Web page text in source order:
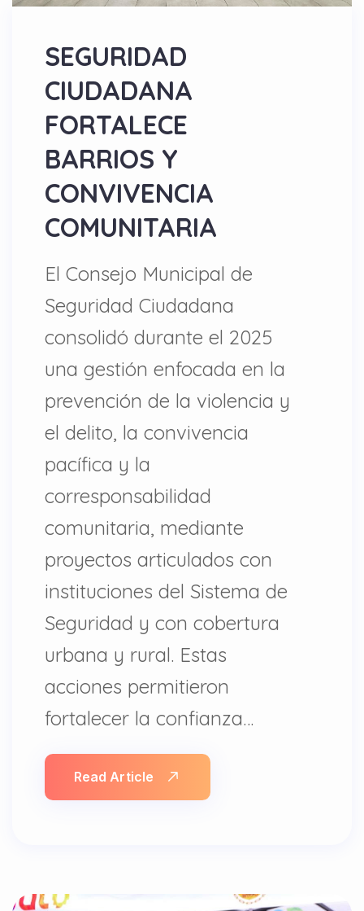
SEGURIDAD
CIUDADANA
FORTALECE
BARRIOS Y
CONVIVENCIA
COMUNITARIA
El Consejo Municipal de
Seguridad Ciudadana
consolidó durante el 2025
una gestión enfocada en la
prevención de la violencia y
el delito, la convivencia
pacífica y la
corresponsabilidad
comunitaria, mediante
proyectos articulados con
instituciones del Sistema de
Seguridad y con cobertura
urbana y rural. Estas
acciones permitieron
fortalecer la confianza…
Read Article